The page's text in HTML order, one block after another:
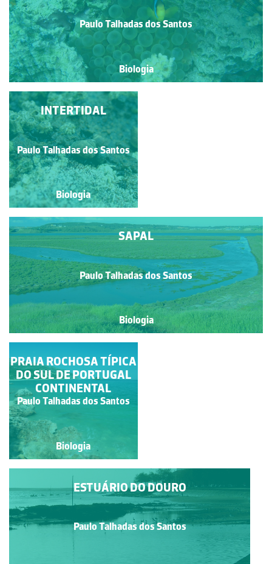
Paulo Talhadas dos Santos
Biologia
RECIFE DE CORAL
Paulo Talhadas dos Santos
Biologia
SAPAL
Paulo Talhadas dos Santos
Biologia
INTERTIDAL
Paulo Talhadas dos Santos
Biologia
MANGAL
Paulo Talhadas dos Santos
Biologia
PRAIA ROCHOSA TÍPICA
DO SUL DE PORTUGAL
CONTINENTAL
Paulo Talhadas dos Santos
Biologia
ESTUÁRIO DO DOURO
Paulo Talhadas dos Santos